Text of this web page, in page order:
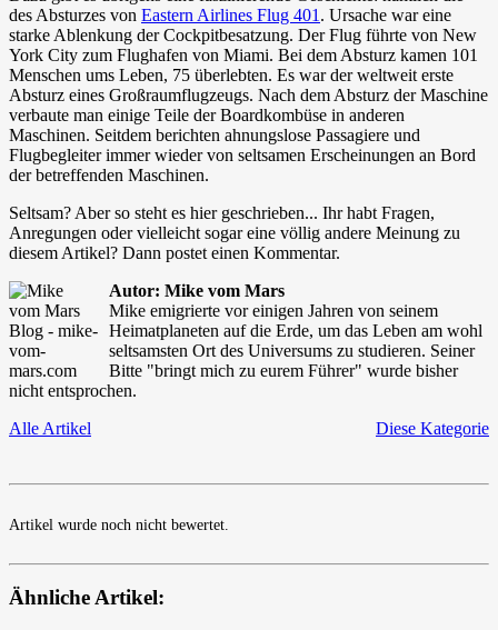
des Absturzes von Eastern Airlines Flug 401 . Ursache war eine
starke Ablenkung der Cockpitbesatzung. Der Flug führte von New
York City zum Flughafen von Miami. Bei dem Absturz kamen 101
Menschen ums Leben, 75 überlebten. Es war der weltweit erste
Absturz eines Großraumflugzeugs. Nach dem Absturz der Maschine
verbaute man einige Teile der Boardkombüse in anderen
Maschinen. Seitdem berichten ahnungslose Passagiere und
Flugbegleiter immer wieder von seltsamen Erscheinungen an Bord
der betreffenden Maschinen.
Seltsam? Aber so steht es hier geschrieben... Ihr habt Fragen,
Anregungen oder vielleicht sogar eine völlig andere Meinung zu
diesem Artikel? Dann postet einen Kommentar.
Autor: Mike vom Mars
Mike emigrierte vor einigen Jahren von seinem
Heimatplaneten auf die Erde, um das Leben am wohl
seltsamsten Ort des Universums zu studieren. Seiner
Bitte "bringt mich zu eurem Führer" wurde bisher
nicht entsprochen.
Alle Artikel
Diese Kategorie
Artikel wurde noch nicht bewertet.
Ähnliche Artikel: